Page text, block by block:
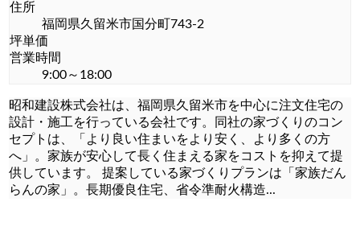
住所
福岡県久留米市国分町743-2
坪単価
営業時間
9:00～18:00
昭和建設株式会社は、福岡県久留米市を中心に注文住宅の
設計・施工を行っている会社です。同社の家づくりのコン
セプトは、「より良い住まいをより安く、より多くの方
へ」。家族が安心して長く住まえる家をコストを抑えて提
供しています。 提案している家づくりプランは「家族だん
らんの家」。長期優良住宅、省令準耐火構造...